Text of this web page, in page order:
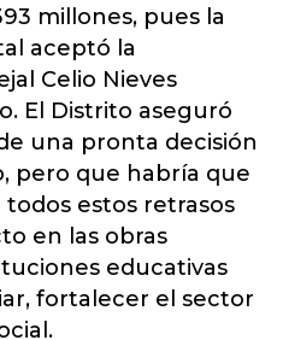
millones, pues la
aceptó la
Celio Nieves
El Distrito aseguró
una pronta decisión
pero que habría que
estos retrasos
en las obras
educativas
fortalecer el sector